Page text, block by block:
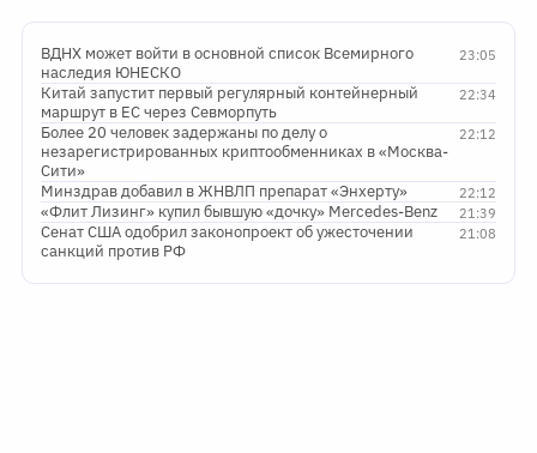
23:05
ВДНХ может войти в основной список Всемирного
наследия ЮНЕСКО
22:34
Китай запустит первый регулярный контейнерный
маршрут в ЕС через Севморпуть
22:12
Более 20 человек задержаны по делу о
незарегистрированных криптообменниках в «Москва-
Сити»
22:12
Минздрав добавил в ЖНВЛП препарат «Энхерту»
21:39
«Флит Лизинг» купил бывшую «дочку» Mercedes-Benz
21:08
Сенат США одобрил законопроект об ужесточении
санкций против РФ